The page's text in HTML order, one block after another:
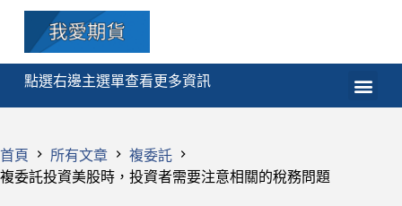
點選右邊主選單查看更多資訊
首頁 所有文章
複委託
複委託投資美股時，投資者需要注意相關的稅務問題